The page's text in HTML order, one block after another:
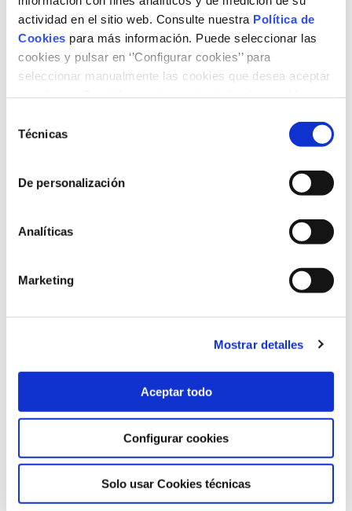
actividad en el sitio web. Consulte nuestra Política de
Cookies para más información. Puede seleccionar las
cookies y pulsar en ‘’Configurar cookies’’ para
seleccionar manualmente las cookies que desea aceptar
Técnicas
De personalización
Analíticas
Marketing
Mostrar detalles
Aceptar todo
Configurar cookies
Solo usar Cookies técnicas
21/07/2020
Christophe Brognaux (BCG): “L’eficiència
energètica ha de ser una prioritat per
abordar el repte del canvi climàtic”
14/07/2020